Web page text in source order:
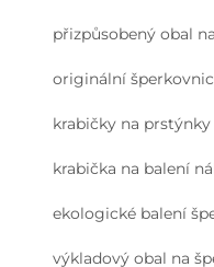
přizpůsobený obal
originální
krabičky na
krabička na balení
ekologické balení
výkladový obal na